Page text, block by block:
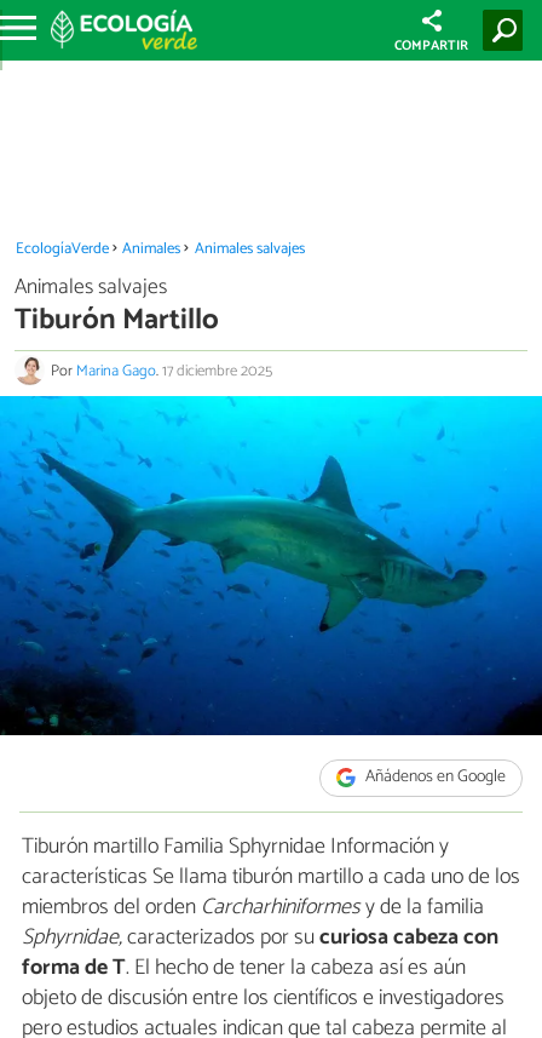
COMPARTIR
EcologíaVerde Animales Animales salvajes
Animales salvajes
Tiburón Martillo
PorMarina Gago.17 diciembre 2025
Añádenos en Google
Tiburón martillo Familia Sphyrnidae Información y
características Se llama tiburón martillo a cada uno de los
miembros del orden Carcharhiniformesy de la familia
Sphyrnidae,caracterizados por sucuriosa cabeza con
forma de T. El hecho de tener la cabeza así es aún
objeto de discusión entre los científicos e investigadores
pero estudios actuales indican que tal cabeza permite al